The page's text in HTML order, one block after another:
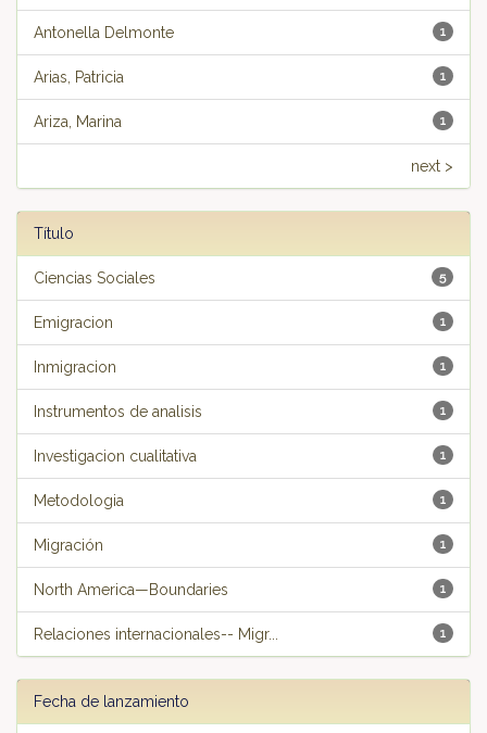
1
Antonella Delmonte
1
Arias, Patricia
1
Ariza, Marina
next >
Título
5
Ciencias Sociales
1
Emigracion
1
Inmigracion
1
Instrumentos de analisis
1
Investigacion cualitativa
1
Metodologia
1
Migración
1
North America—Boundaries
1
Relaciones internacionales-- Migr...
Fecha de lanzamiento